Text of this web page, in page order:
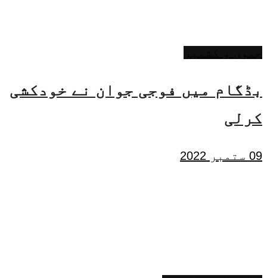
بڈگام میں فوجی جوان نے خودکشی
کرلی
09 ستمبر 2022